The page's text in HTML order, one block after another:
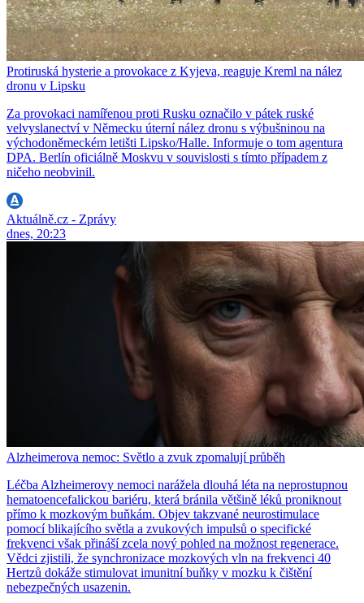
Protiruská hysterie a provokace z Kyjeva, reaguje Kreml na nález
dronu v Lipsku
Za provokaci namířenou proti Rusku označilo v pátek ruské
velvyslanectví v Německu úterní nález dronu s výbušninou na
východoněmeckém letišti Lipsko/Halle. Informuje o tom agentura
DPA. Berlín oficiálně Moskvu v souvislosti s tímto případem z
ničeho neobvinil.
Aktuálně.cz - Zprávy
dnes, 20:23
Alzheimerova nemoc: Světlo a zvuk zpomalují průběh
Léčba Alzheimerovy nemoci narážela dlouhá léta na neprostupnou
hematoencefalickou bariéru, která bránila většině léků proniknout
přímo k mozkovým buňkám. Objev takzvané neurostimulace
pomocí blikajícího světla a zvukových impulsů o specifické
frekvenci však přináší zcela nový pohled na možnost regenerace.
Vědci zjistili, že synchronizace mozkových vln na frekvenci 40
Hertzů dokáže stimulovat imunitní buňky v mozku k čištění
nebezpečných usazenin.